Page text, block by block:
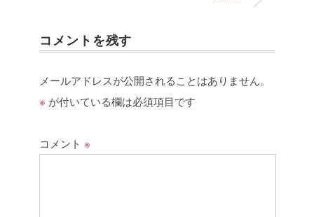
コメントを残す
メールアドレスが公開されることはありません。
※ が付いている欄は必須項目です
コメント ※